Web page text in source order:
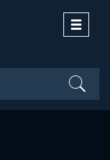
Toggle